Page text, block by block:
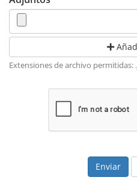
Extensiones de archivo permitidas: